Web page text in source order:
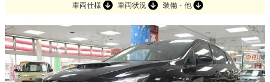
車両仕様 車両状況 装備・他